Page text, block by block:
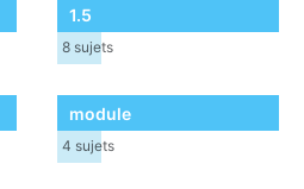
1.5
8 sujets
module
4 sujets